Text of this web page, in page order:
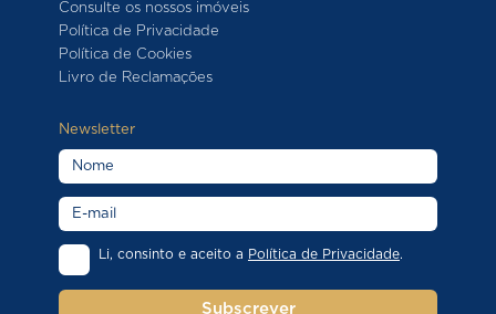
Consulte os nossos imóveis
Política de Privacidade
Política de Cookies
Livro de Reclamações
Newsletter
Li, consinto e aceito a Política de Privacidade.
Subscrever